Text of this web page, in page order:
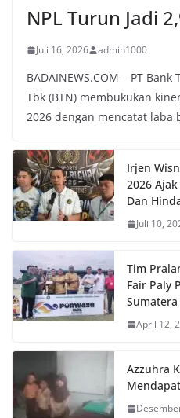
NPL Turun Jadi
Juli 16, 2026 admin1000
BADAINEWS.COM – PT
Tbk (BTN) membukukan
2026 dengan mencatat laba
Irjen
2026
Dan
Juli 10,
Tim
Fair Paly
April 12,
Azzuhra